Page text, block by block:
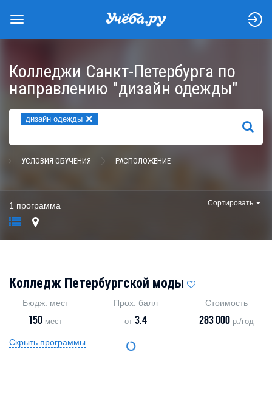
Колледжи Санкт-Петербурга по
направлению "дизайн одежды"
дизайн одежды ×
НАЙТИ
УСЛОВИЯ ОБУЧЕНИЯ РАСПОЛОЖЕНИЕ
1 программа Сортировать
Колледж Петербургской моды
Бюдж. мест
150 мест
Прох. балл
от3.4
Стоимость
283 000 р./год
Скрыть программы